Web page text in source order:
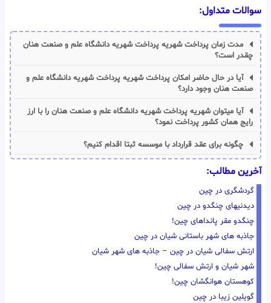
سوالات متداول:
مدت زمان پرداخت شهریه پرداخت شهریه دانشگاه علم و صنعت هنان
چقدر است؟
آیا در حال حاضر امکان پرداخت شهریه پرداخت شهریه دانشگاه علم و
صنعت هنان وجود دارد؟
آیا میتوان شهریه پرداخت شهریه دانشگاه علم و صنعت هنان را با ارز
رایج همان کشور پرداخت نمود؟
چگونه برای عقد قرارداد با موسسه ثبتا اقدام کنیم؟
آخرین مطالب:
گردشگری در چین
دیدنیهای چنگدو در چین
چنگدو مقر پانداهای چین!
جاذبه های شهر باستانی شیان در چین
ارتش سفالی شیان در چین – جاذبه های شهر شیان
شهر شیان و ارتش سفالی چین!
کوهستان هوانگشان چین!
گویلین زیبا در چین